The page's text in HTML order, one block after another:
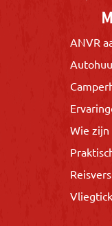
ANVR
Wie zijn